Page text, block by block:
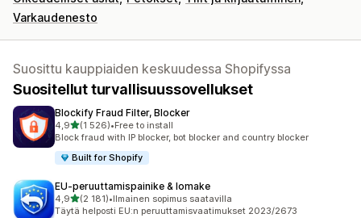
Varkaudenesto
Suosittu kauppiaiden keskuudessa Shopifyssa
Suositellut turvallisuussovellukset
Blockify Fraud Filter, Blocker
4,9/ 5 tähteä
(1 526)
1526 arvostelua yhteensä
•Free to install
Block fraud with IP blocker, bot blocker and country blocker
Built for Shopify
EU‑peruuttamispainike & lomake
4,9/ 5 tähteä
(2 181)
2181 arvostelua yhteensä
•Ilmainen sopimus saatavilla
Täytä helposti EU:n peruuttamisvaatimukset 2023/2673